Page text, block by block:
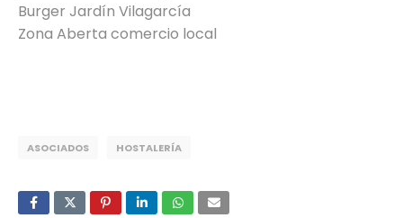
Burger Jardín Vilagarcía
Zona Aberta comercio local
ASOCIADOS HOSTALERÍA